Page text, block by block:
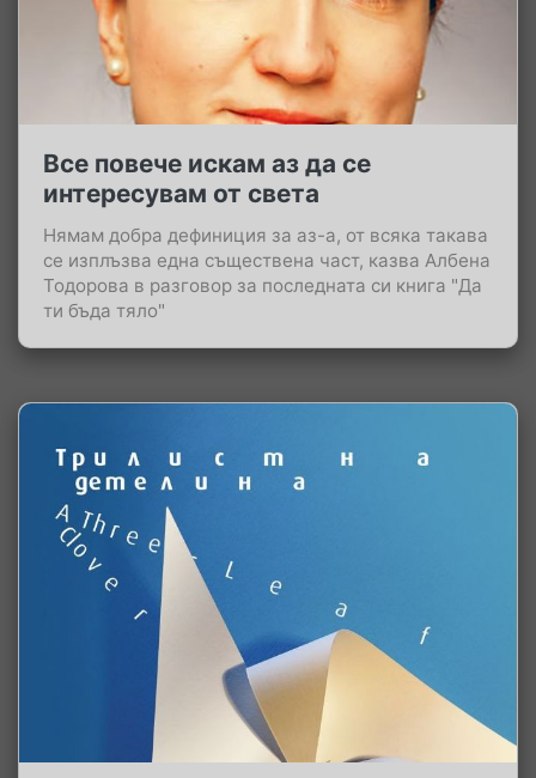
Все повече искам аз да се
интересувам от света
Нямам добра дефиниция за аз-а, от всяка такава
се изплъзва една съществена част, казва Албена
Тодорова в разговор за последната си книга "Да
ти бъда тяло"